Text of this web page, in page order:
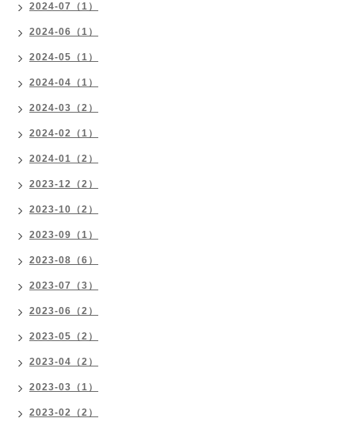
2024-07（1）
2024-06（1）
2024-05（1）
2024-04（1）
2024-03（2）
2024-02（1）
2024-01（2）
2023-12（2）
2023-10（2）
2023-09（1）
2023-08（6）
2023-07（3）
2023-06（2）
2023-05（2）
2023-04（2）
2023-03（1）
2023-02（2）